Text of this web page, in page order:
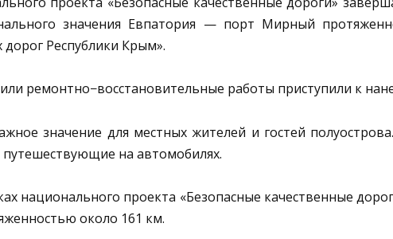
значения Евпатория — порт Мирный
Республики Крым».
ремонтно−восстановительные работы приступили к
значение для местных жителей и гостей
на автомобилях.
национального проекта «Безопасные качественные
около 161 км.